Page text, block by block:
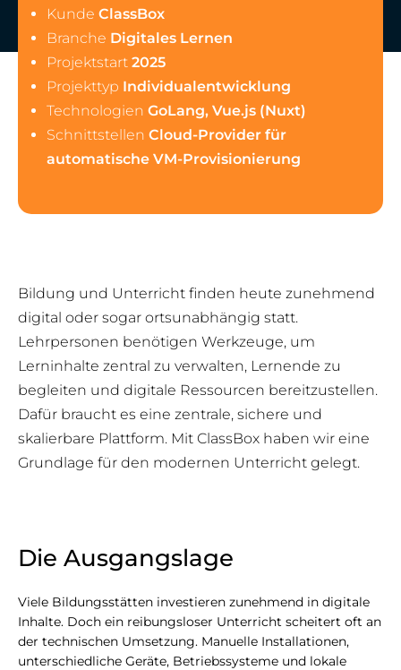
Kunde ClassBox
Branche Digitales Lernen
Projektstart 2025
Projekttyp Individualentwicklung
Technologien GoLang, Vue.js (Nuxt)
Schnittstellen Cloud-Provider für
automatische VM-Provisionierung
Bildung und Unterricht finden heute zunehmend
digital oder sogar ortsunabhängig statt.
Lehrpersonen benötigen Werkzeuge, um
Lerninhalte zentral zu verwalten, Lernende zu
begleiten und digitale Ressourcen bereitzustellen.
Dafür braucht es eine zentrale, sichere und
skalierbare Plattform. Mit ClassBox haben wir eine
Grundlage für den modernen Unterricht gelegt.
Die Ausgangslage
Viele Bildungsstätten investieren zunehmend in digitale
Inhalte. Doch ein reibungsloser Unterricht scheitert oft an
der technischen Umsetzung. Manuelle Installationen,
unterschiedliche Geräte, Betriebssysteme und lokale